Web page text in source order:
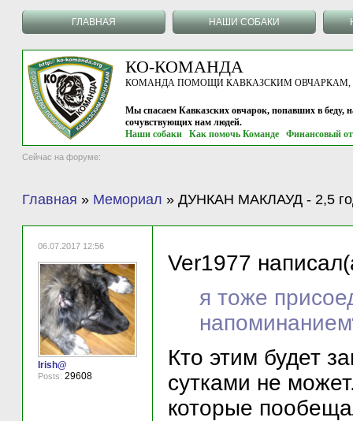
ГЛАВНАЯ НАШИ СОБАКИ
КО-КОМАНДА
КОМАНДА ПОМОЩИ КАВКАЗСКИМ ОВЧАРКАМ, г.
Мы спасаем Кавказских овчарок, попавших в беду,
сочувствующих нам людей.
Наши собаки
Как помочь Команде Финансовый
Сейчас на форуме:
Главная » Мемориал » ДУНКАН МАКЛАУД - 2,5
06.07.2017 12:56
Irish@
Posts: 29608
Ver1977
я тоже
Кто этим будет
сутками не
которые